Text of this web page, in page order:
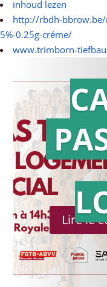
inhoud lezen
http://rbdh-
5%-0.25g-créme/
www.trimborn-
Lire le